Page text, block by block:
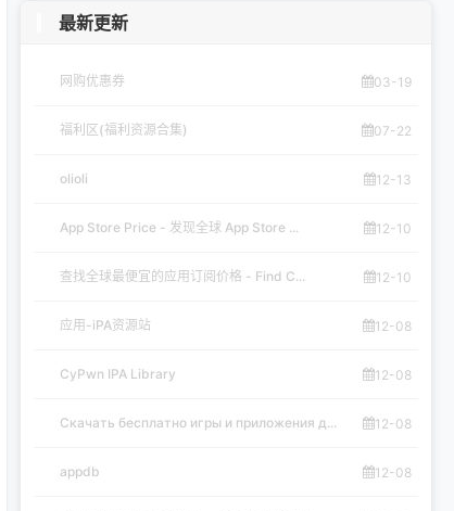
最新更新
网购优惠券 03-19
福利区(福利资源合集) 07-22
olioli 12-13
App Store Price - 发现全球 App Store ... 12-10
查找全球最便宜的应用订阅价格 - Find C... 12-10
应用-iPA资源站 12-08
CyPwn IPA Library 12-08
Скачать бесплатно игры и приложения д... 12-08
appdb 12-08